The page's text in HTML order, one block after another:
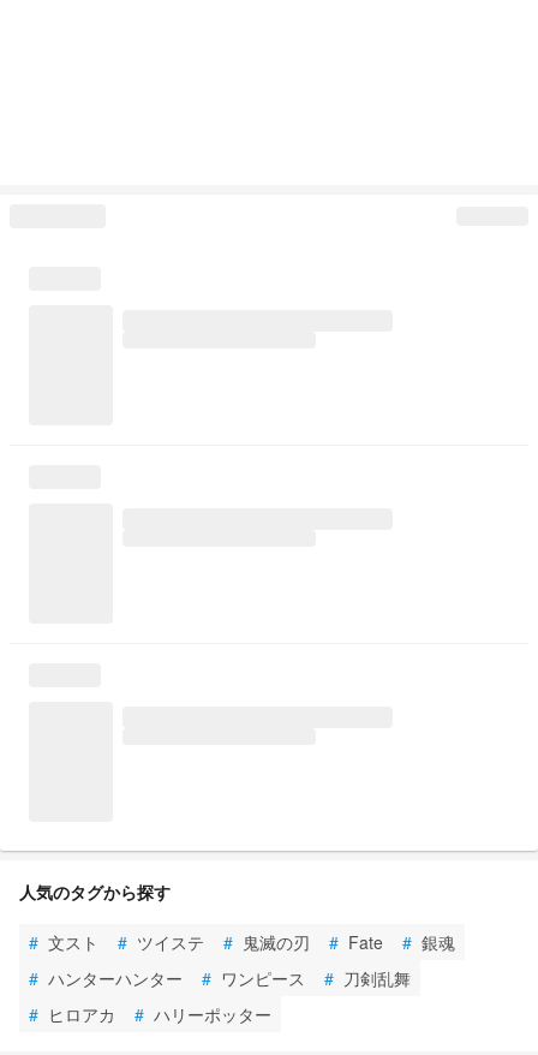
人気のタグから探す
# 文スト # ツイステ # 鬼滅の刃 # Fate # 銀魂
# ハンターハンター # ワンピース # 刀剣乱舞
# ヒロアカ # ハリーポッター